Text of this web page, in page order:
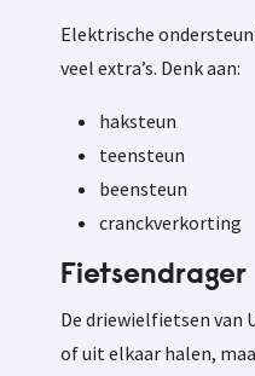
Elektrische
veel extra’s. Denk aan:
haksteun
teensteun
beensteun
cranckverkorting
Fietsendrager
De driewielfietsen van
of uit elkaar halen,